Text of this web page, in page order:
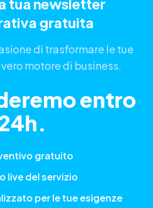
gratuita
di trasformare le tue
motore di business.
entro
gratuito
live del servizio
per le tue esigenze